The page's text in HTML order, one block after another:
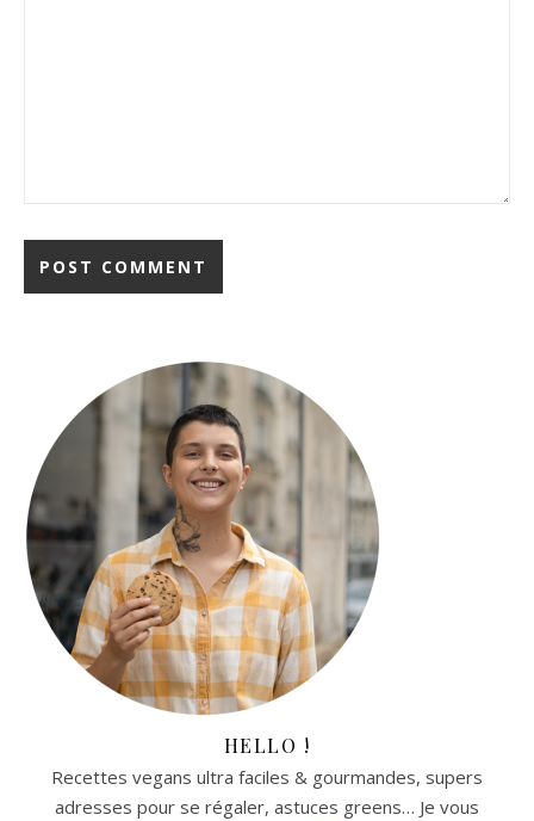
HELLO !
Recettes vegans ultra faciles & gourmandes, supers
adresses pour se régaler, astuces greens… Je vous